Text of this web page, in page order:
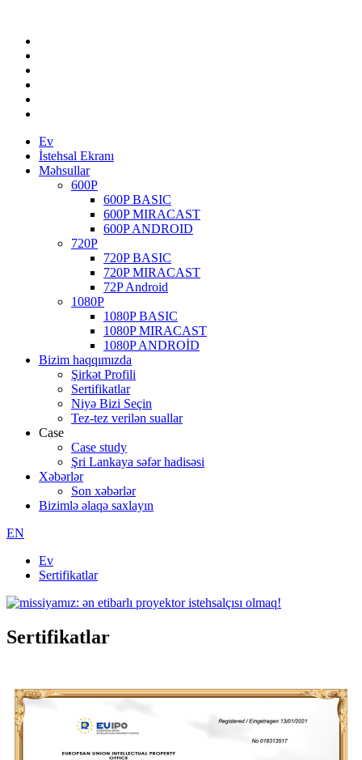
Ev
İstehsal Ekranı
Məhsullar
600P
600P BASIC
600P MIRACAST
600P ANDROID
720P
720P BASIC
720P MIRACAST
72P Android
1080P
1080P BASIC
1080P MIRACAST
1080P ANDROİD
Bizim haqqımızda
Şirkət Profili
Sertifikatlar
Niyə Bizi Seçin
Tez-tez verilən suallar
Case
Case study
Şri Lankaya səfər hadisəsi
Xəbərlər
Son xəbərlər
Bizimlə əlaqə saxlayın
EN
Ev
Sertifikatlar
Sertifikatlar